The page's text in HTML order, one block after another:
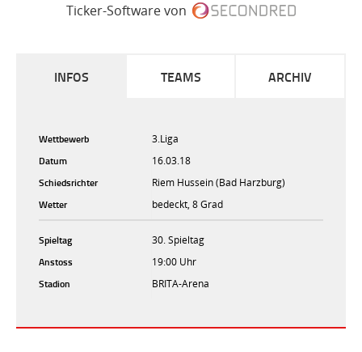
Ticker-Software von
INFOS TEAMS ARCHIV
Wettbewerb
3.Liga
Datum
16.03.18
Schiedsrichter
Riem Hussein (Bad Harzburg)
Wetter
bedeckt, 8 Grad
Spieltag
30. Spieltag
Anstoss
19:00 Uhr
Stadion
BRITA-Arena